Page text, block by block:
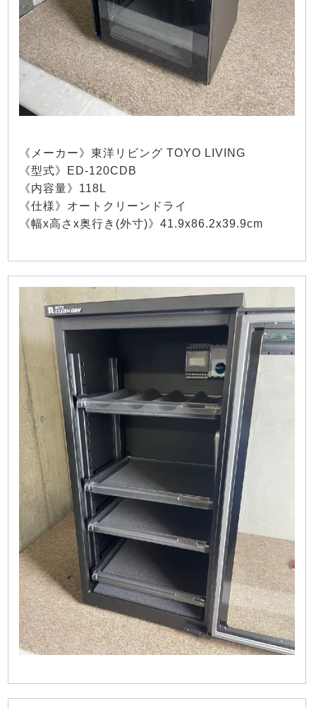
《メーカー》東洋リビング TOYO LIVING
《型式》ED-120CDB
《内容量》118L
《仕様》オートクリーンドライ
《幅x高さx奥行き(外寸)》41.9x86.2x39.9cm